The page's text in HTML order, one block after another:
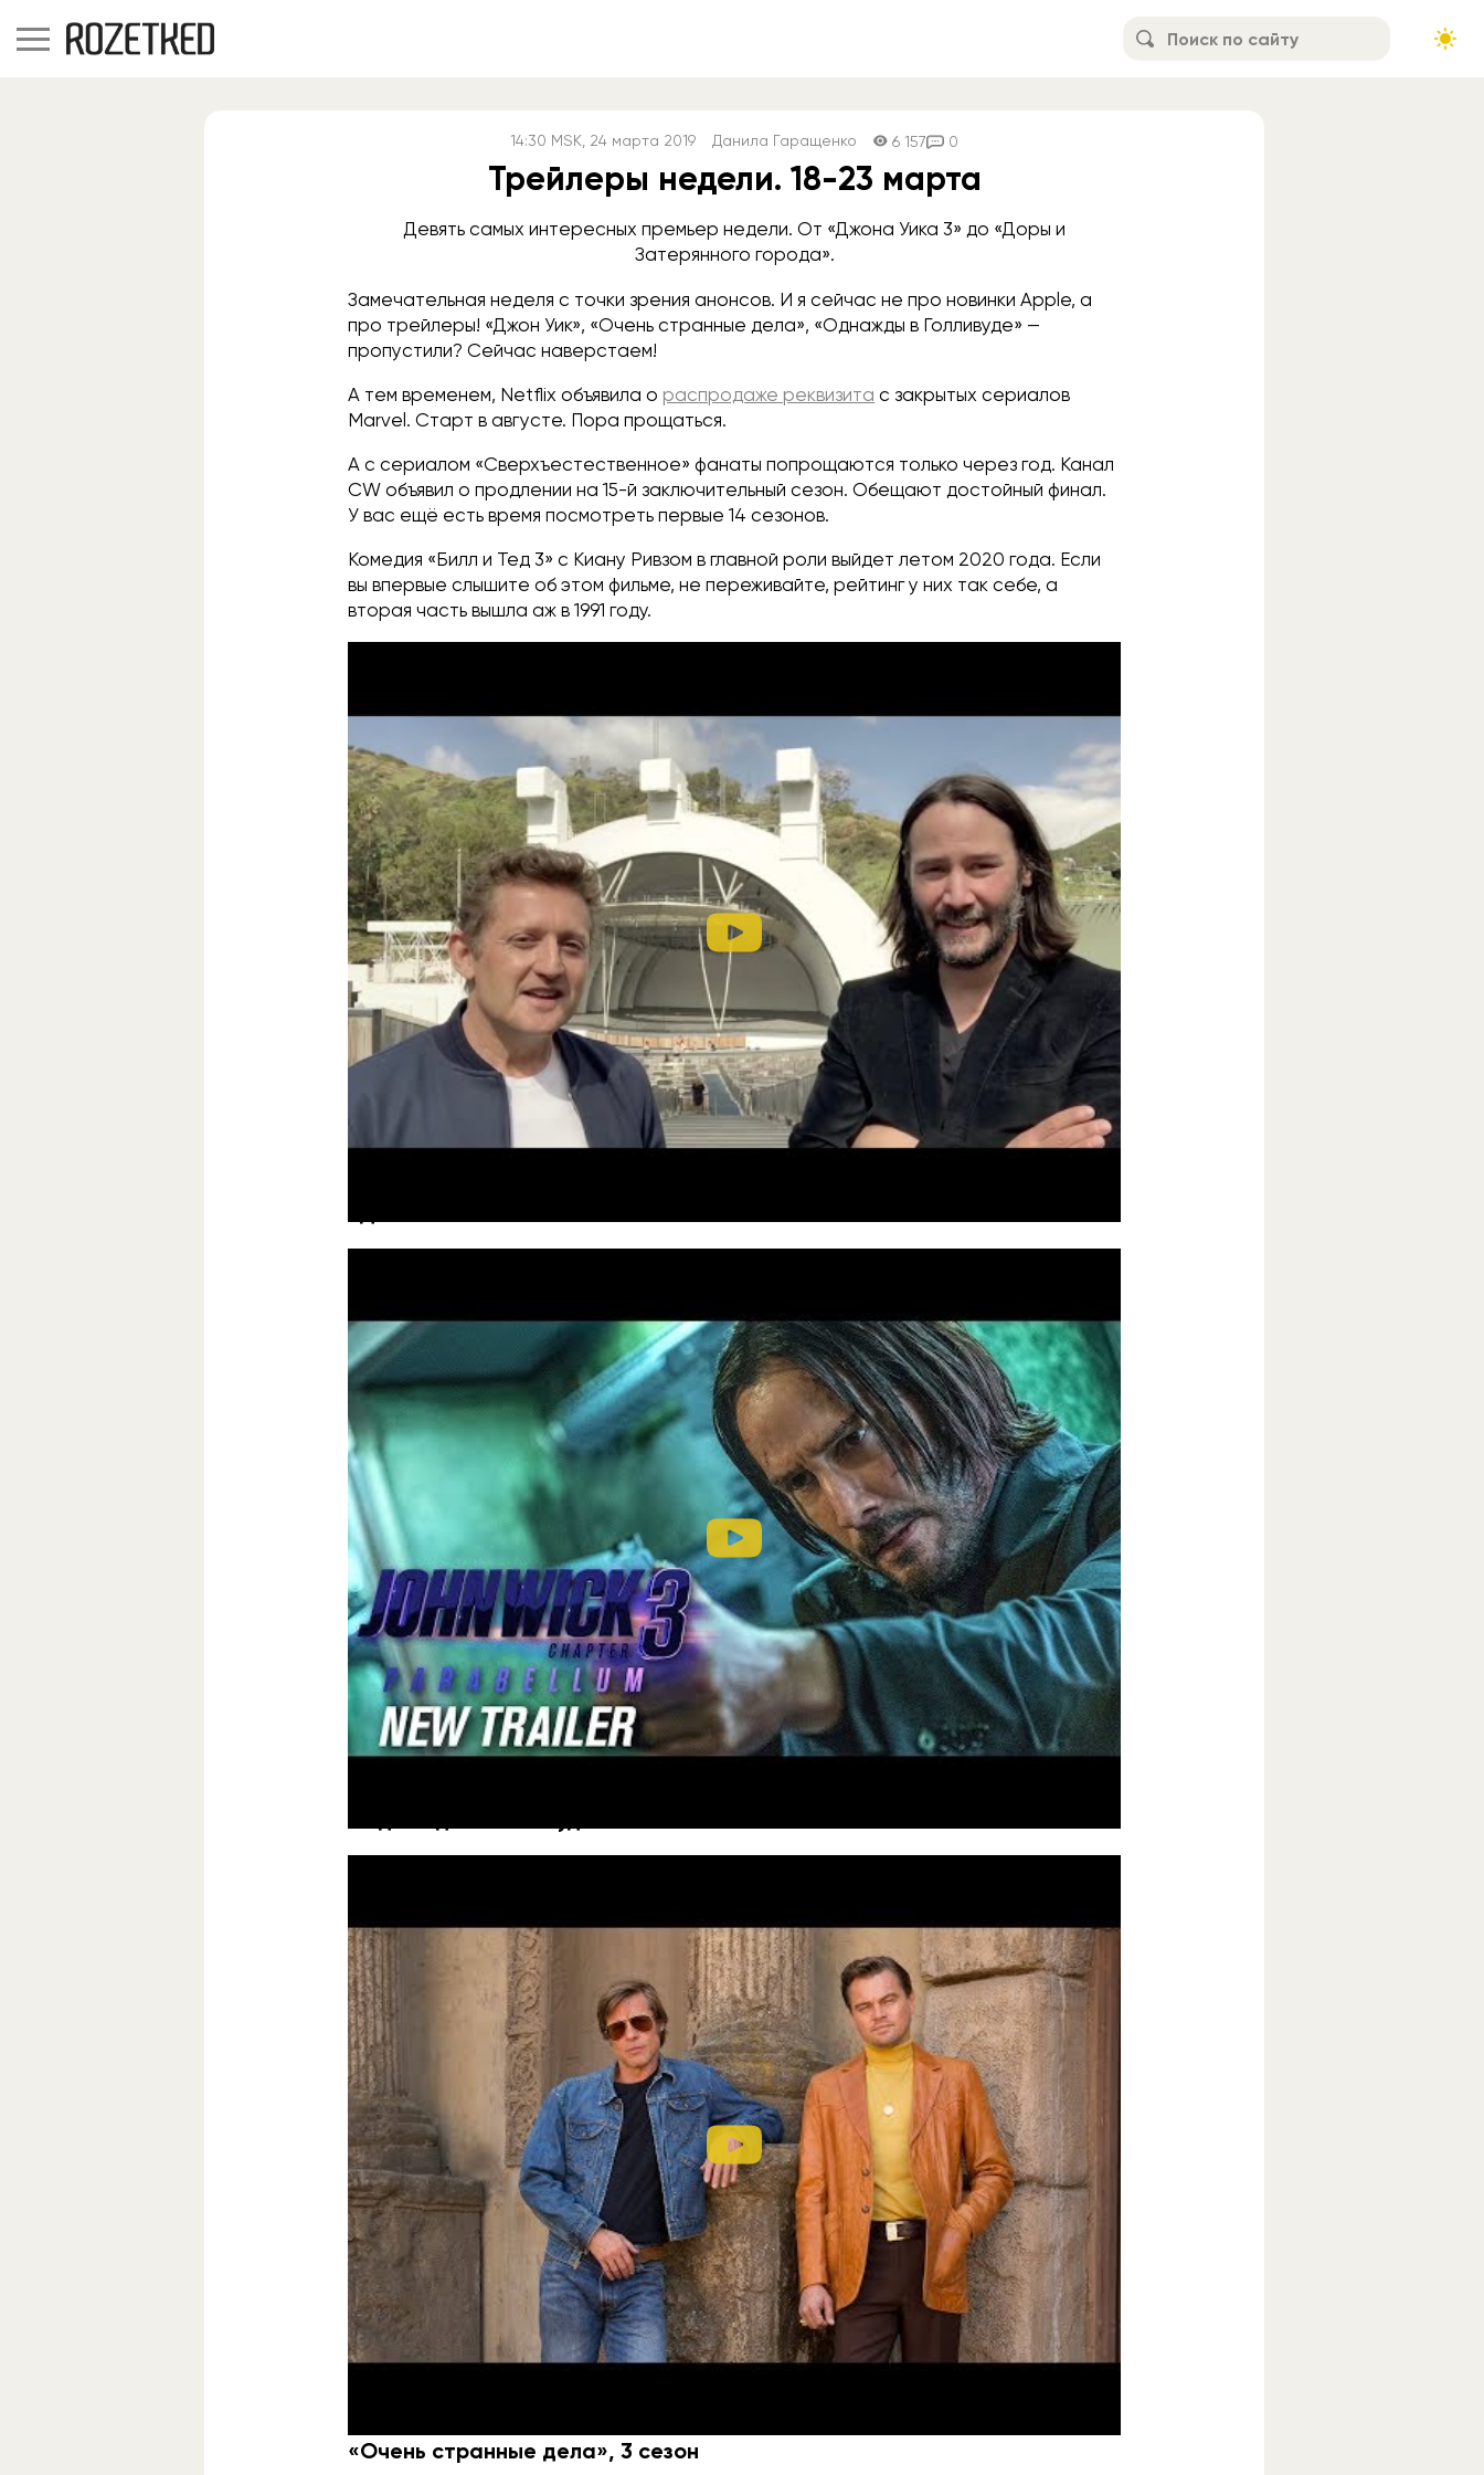
14:30 MSK , 24 марта 2019 Данила Гаращенко 6 157 0
Трейлеры недели. 18-23 марта
Девять самых интересных премьер недели. От «Джона Уика 3» до «Доры и
Затерянного города».
Замечательная неделя с точки зрения анонсов. И я сейчас не про новинки Apple, а
про трейлеры! «Джон Уик», «Очень странные дела», «Однажды в Голливуде» —
пропустили? Сейчас наверстаем!
А тем временем, Netflix объявила о распродаже реквизита с закрытых сериалов
Marvel. Старт в августе. Пора прощаться.
А с сериалом «Сверхъестественное» фанаты попрощаются только через год. Канал
CW объявил о продлении на 15-й заключительный сезон. Обещают достойный финал.
У вас ещё есть время посмотреть первые 14 сезонов.
Комедия «Билл и Тед 3» с Киану Ривзом в главной роли выйдет летом 2020 года. Если
вы впервые слышите об этом фильме, не переживайте, рейтинг у них так себе, а
вторая часть вышла аж в 1991 году.
Крис Хемсворт, исполнитель роли «Тора» в фильмах Marvel,в шуточной форме
поприветствовал Райана Рейнлодьса и «Дэдпула» с присоединением к Disney.
Второй трейлер о наёмном убийце и серияпостеровс главными героями. Финальная
часть, в которой Джон будет снова бороться за выживание. В новом трейлере больше
Девятый фильм
Квентина Тарантино с звёздным составом: Марго Робби, Леонардо
ДиКаприо и Брэд Питт. История об актёре сериала, который пробует пробиться в
«Очень странные дела», 3 сезон